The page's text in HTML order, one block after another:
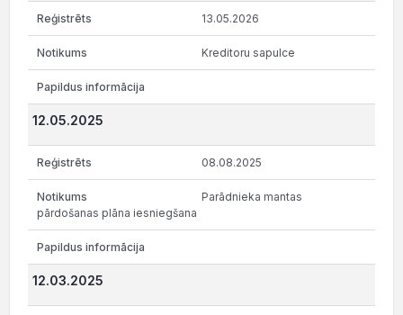
13.05.2026
Kreditoru sapulce
12.05.2025
08.08.2025
Parādnieka mantas
pārdošanas plāna iesniegšana
12.03.2025